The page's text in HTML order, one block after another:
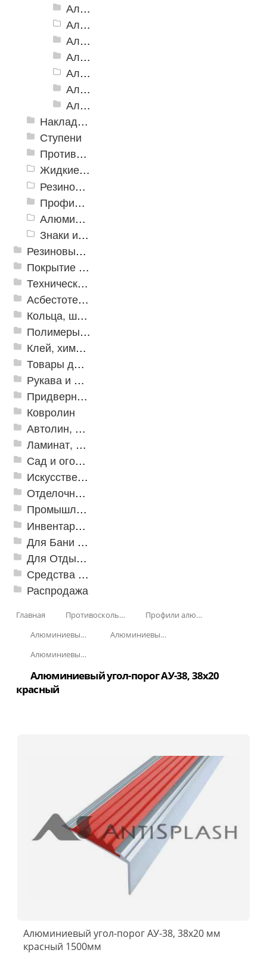
Алюминиевый угол-порог АУ-42 (на клеевой основе)
Алюминиевый угол-порог АУ-50 Евро, 2500мм
Алюминиевый угол-порог АУ-50 премиум
Алюминиевый угол-порог с двойной резиновой вставкой АУ-68
Алюминиевый угол-порог АУ-72
Алюминиевый угол-порог с тройной резиновой вставкой АУ-98
Алюминиевый угол-порог с пятью резиновыми вставками АУ-160
Накладки противоскользящие резиновые
Ступени
Противоскользящие ленты
Жидкие противоскользящие средства
Резиновый профиль с алюминиевой вставкой «NoSlip»
Профили закладные
Алюминиевый профиль для ленты
Знаки из полистирола для разметки пола
Резиновые и ПВХ дорожки
Покрытие из резиновой крошки
Техническая резина
Асбестотехнические и теплоизоляционные материалы
Кольца, шайбы, манжеты
Полимеры и пластики
Клей, химия, сопутствующие товары
Товары для дома
Рукава и шланги промышленные
Придверные решетки
Ковролин
Автолин, Транслин, Линолеум
Ламинат, Кварцвиниловая плитка SPC
Сад и огород
Искусственная трава
Отделочные профили
Промышленный текстиль
Инвентарь для клининга
Для Бани и Сауны
Для Отдыха и Пикника
Средства от насекомых и садовых вредителей
Распродажа
Главная Противоскользящая защита для лестниц, профили, ленты
Профили алюминиевые с резиновой вставкой
Алюминиевый угол-порог с резиновой вставкой
Алюминиевый угол-порог АУ-38, 38x20 мм
Алюминиевый угол-порог АУ-38, 38x20 мм Без покрытия
Алюминиевый угол-порог АУ-38, 38x20
красный
Алюминиевый угол-порог АУ-38, 38x20 мм
красный 1500мм